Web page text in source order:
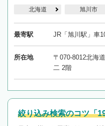
北海道 旭川市
最寄駅 JR「旭川駅」車
所在地
〒070-8012北海
二 2階
絞り込み検索のコツ「